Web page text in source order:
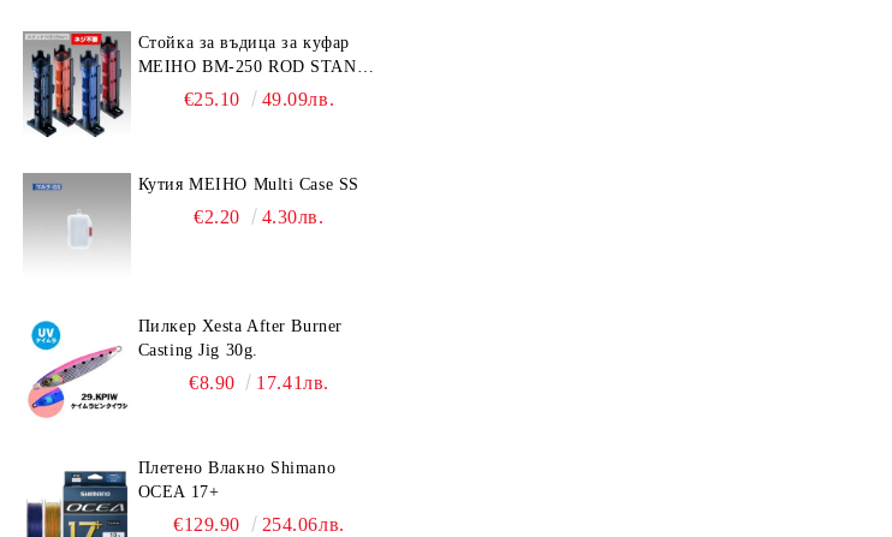
Стойка за въдица за куфар
MEIHO BM-250 ROD STAND
-Light Blue/Black color
€25.10 49.09лв.
Кутия MEIHO Multi Case SS
€2.20 4.30лв.
Пилкер Xesta After Burner
Casting Jig 30g.
€8.90 17.41лв.
Плетено Влакно Shimano
OCEA 17+
€129.90 254.06лв.